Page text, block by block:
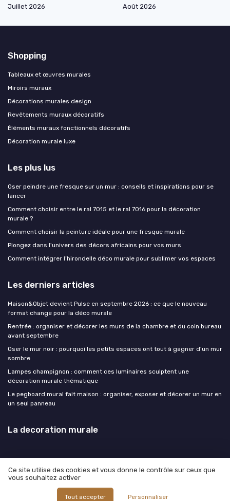
Juillet 2026
Août 2026
Shopping
Tableaux et œuvres murales
Miroirs muraux
Décorations murales design
Revêtements muraux décoratifs
Éléments muraux fonctionnels décoratifs
Décoration murale luxe
Les plus lus
Oser peindre une fresque sur un mur : conseils et inspirations pour se
lancer
Comment choisir entre le ral 7015 et le ral 7016 pour la décoration
murale ?
Comment choisir la peinture idéale pour une fresque murale
Plongez dans l'univers des décors africains pour vos murs
Comment intégrer l’hirondelle déco murale pour sublimer vos espaces
Les derniers articles
Maison&Objet devient Pulse en septembre 2026 : ce que le nouveau
format change pour la déco murale
Rentrée : organiser et décorer les murs de la chambre et du coin bureau
avant septembre
Oser le mur noir : pourquoi les petits espaces ont tout à gagner d'un mur
sombre
Lampes champignon : comment ces luminaires sculptent une
décoration murale thématique
Le pegboard mural fait maison : organiser, exposer et décorer un mur en
un seul panneau
La decoration murale
Mentions légales
© La decoration murale 2026
Ce site utilise des cookies et vous donne le contrôle sur ceux que
vous souhaitez activer
Tout accepter Personnaliser